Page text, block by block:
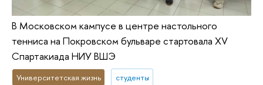
В Московском кампусе в центре настольного
тенниса на Покровском бульваре стартовала XV
Спартакиада НИУ ВШЭ
Университетская жизнь студенты